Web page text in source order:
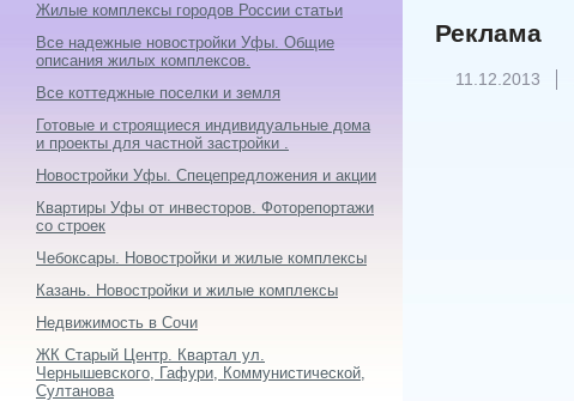
Реклама
11.12.2013
Жилые комплексы городов России статьи
Все надежные новостройки Уфы. Общие
описания жилых комплексов.
Все коттеджные поселки и земля
Готовые и строящиеся индивидуальные дома
и проекты для частной застройки .
Новостройки Уфы. Спецепредложения и акции
Квартиры Уфы от инвесторов. Фоторепортажи
со строек
Чебоксары. Новостройки и жилые комплексы
Казань. Новостройки и жилые комплексы
Недвижимость в Сочи
ЖК Старый Центр. Квартал ул.
Чернышевского, Гафури, Коммунистической,
Султанова